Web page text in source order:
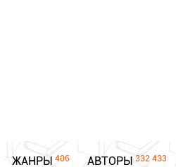
ЖАНРЫ 406 АВТОРЫ 332 433